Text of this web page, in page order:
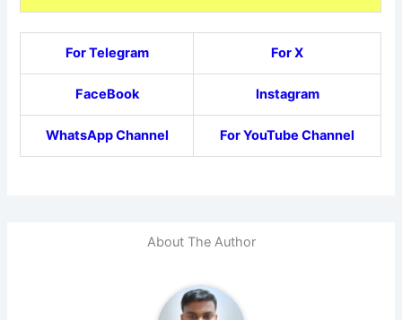
For Telegram For X
FaceBook Instagram
WhatsApp Channel For YouTube Channel
About The Author